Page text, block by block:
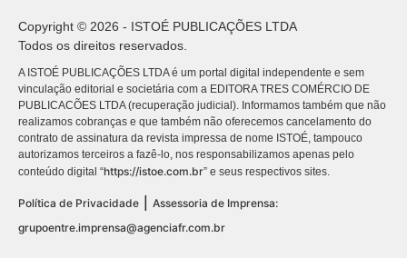
Copyright © 2026 - ISTOÉ PUBLICAÇÕES LTDA
Todos os direitos reservados.
A ISTOÉ PUBLICAÇÕES LTDA é um portal digital independente e sem
vinculação editorial e societária com a EDITORA TRES COMÉRCIO DE
PUBLICACÕES LTDA (recuperação judicial). Informamos também que não
realizamos cobranças e que também não oferecemos cancelamento do
contrato de assinatura da revista impressa de nome ISTOÉ, tampouco
autorizamos terceiros a fazê-lo, nos responsabilizamos apenas pelo
conteúdo digital “https://istoe.com.br” e seus respectivos sites.
Política de Privacidade
Assessoria de Imprensa:
grupoentre.imprensa@agenciafr.com.br